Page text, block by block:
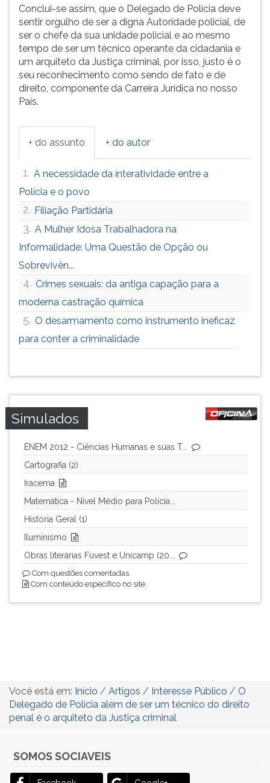
Conclui-se assim, que o Delegado de Polícia deve
sentir orgulho de ser a digna Autoridade policial, de
ser o chefe da sua unidade policial e ao mesmo
tempo de ser um técnico operante da cidadania e
um arquiteto da Justiça criminal, por isso, justo é o
seu reconhecimento como sendo de fato e de
direito, componente da Carreira Jurídica no nosso
País.
+ do assunto + do autor
1. A necessidade da interatividade entre a
Polícia e o povo
2. Filiação Partidária
3. A Mulher Idosa Trabalhadora na
Informalidade: Uma Questão de Opção ou
Sobrevivên...
4. Crimes sexuais: da antiga capação para a
moderna castração química
5. O desarmamento como instrumento ineficaz
para conter a criminalidade
Simulados
ENEM 2012 - Ciências Humanas e suas T...
Cartografia (2)
Iracema
Matemática - Nível Médio para Polícia...
História Geral (1)
Iluminismo
Obras literárias Fuvest e Unicamp (20...
Com questões comentadas.
Com conteúdo específico no site.
Você está em: Início / Artigos / Interesse Público / O
Delegado de Polícia além de ser um técnico do direito
penal é o arquiteto da Justiça criminal
SOMOS SOCIAVEIS